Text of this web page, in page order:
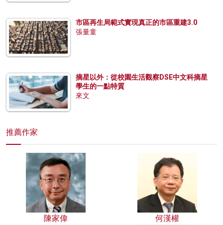
市區再生局範式實現真正的市區重建3.0
張量童
摘星以外：從校園生活觀察DSE中文科摘星
學生的一點特質
來文
推薦作家
陳家偉 何漢權